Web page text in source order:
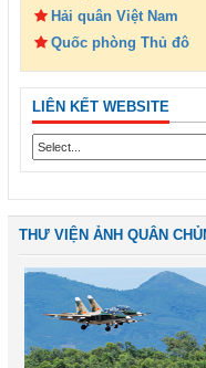
Hải quân Việt Nam
Quốc phòng Thủ đô
LIÊN KẾT WEBSITE
THƯ VIỆN ẢNH QUÂN